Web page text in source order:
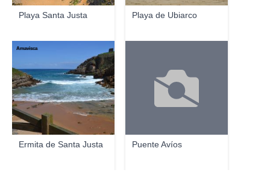
Playa Santa Justa Playa de Ubiarco
Ermita de Santa Justa
Amavisca
Puente Avíos